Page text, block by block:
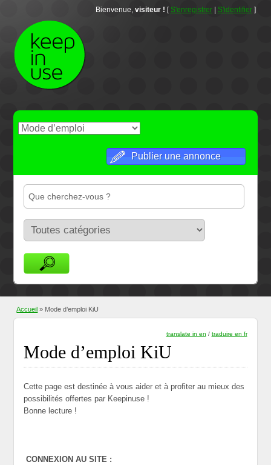
Bienvenue, visiteur ! [ S'enregistrer| S'identifier]
Publier une annonce
Accueil » Mode d’emploi KiU
translate in en / traduire en fr
Mode d’emploi KiU
Cette page est destinée à vous aider et à profiter au mieux des
possibilités offertes par Keepinuse !
Bonne lecture !
CONNEXION AU SITE :